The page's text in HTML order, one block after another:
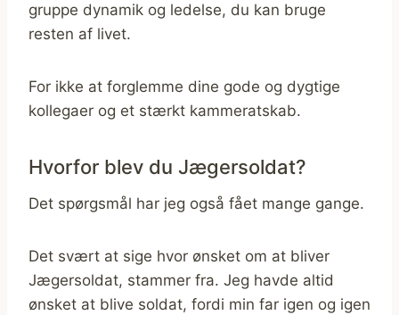
gruppe dynamik og ledelse, du kan bruge
resten af livet.
For ikke at forglemme dine gode og dygtige
kollegaer og et stærkt kammeratskab.
Hvorfor blev du Jægersoldat?
Det spørgsmål har jeg også fået mange gange.
Det svært at sige hvor ønsket om at bliver
Jægersoldat, stammer fra. Jeg havde altid
ønsket at blive soldat, fordi min far igen og igen